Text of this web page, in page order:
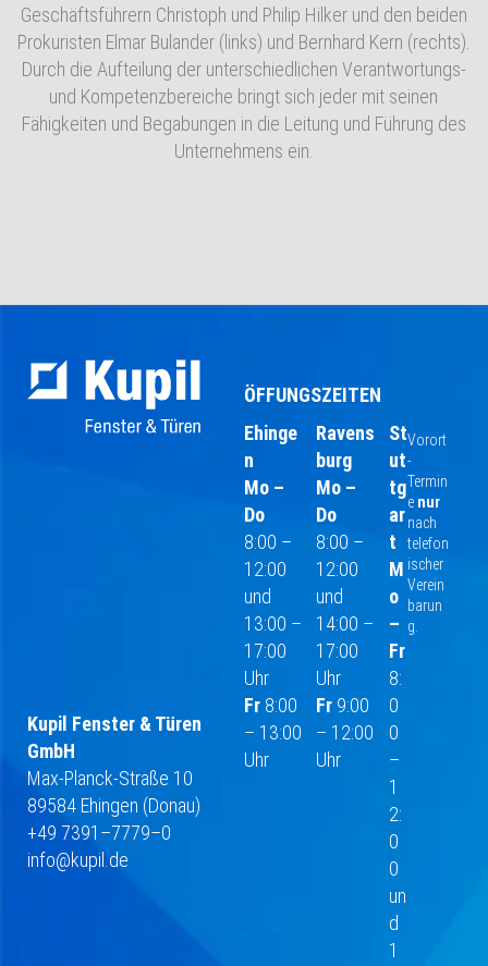
Geschäftsführern Christoph und Philip Hilker und den beiden
Prokuristen Elmar Bulander (links) und Bernhard Kern (rechts).
Durch die Aufteilung der unterschiedlichen Verantwortungs-
und Kompetenzbereiche bringt sich jeder mit seinen
Fähigkeiten und Begabungen in die Leitung und Führung des
Unternehmens ein.
Kupil Fenster & Türen
GmbH
Max-Planck-Straße 10
89584 Ehingen (Donau)
+49 7391–7779–0
info@kupil.de
ÖFFUNGSZEITEN
Ehinge
n
Mo –
Do
8:00 –
12:00
und
13:00 –
17:00
Uhr
Fr 8:00
– 13:00
Uhr
Ravens
burg
Mo –
Do
8:00 –
12:00
und
14:00 –
17:00
Uhr
Fr 9:00
– 12:00
Uhr
St
ut
tg
ar
t
M
o
–
Fr
8:
0
0
–
1
2:
0
0
un
d
1
Vorort
-
Termin
e nur
nach
telefon
ischer
Verein
barun
g.